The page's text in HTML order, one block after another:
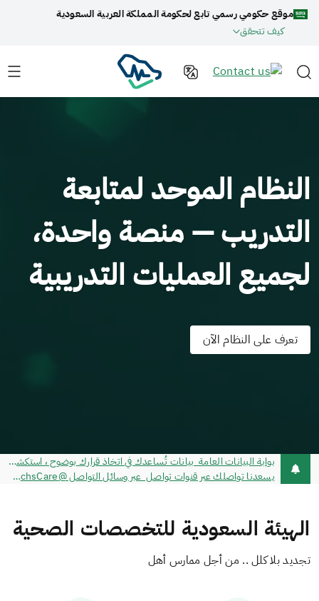
موقع حكومي رسمي تابع لحكومة المملكة العربية السعودية
كيف تتحقق
النظام الموحد لمتابعة
التدريب — منصة واحدة،
لجميع العمليات التدريبية
تعرف على النظام الآن
بوابة البيانات العامة بيانات تُساعدك في اتخاذ قرارك بوضوح ، استكشفها الآن
يسعدنا تواصلك عبر قنوات تواصل عبر وسائل التواصل @schsCare - خدمة تواصل - مركز الاتصال 920019393
الهيئة السعودية للتخصصات الصحية
تجديد بلا كلل .. من أجل ممارس أهل